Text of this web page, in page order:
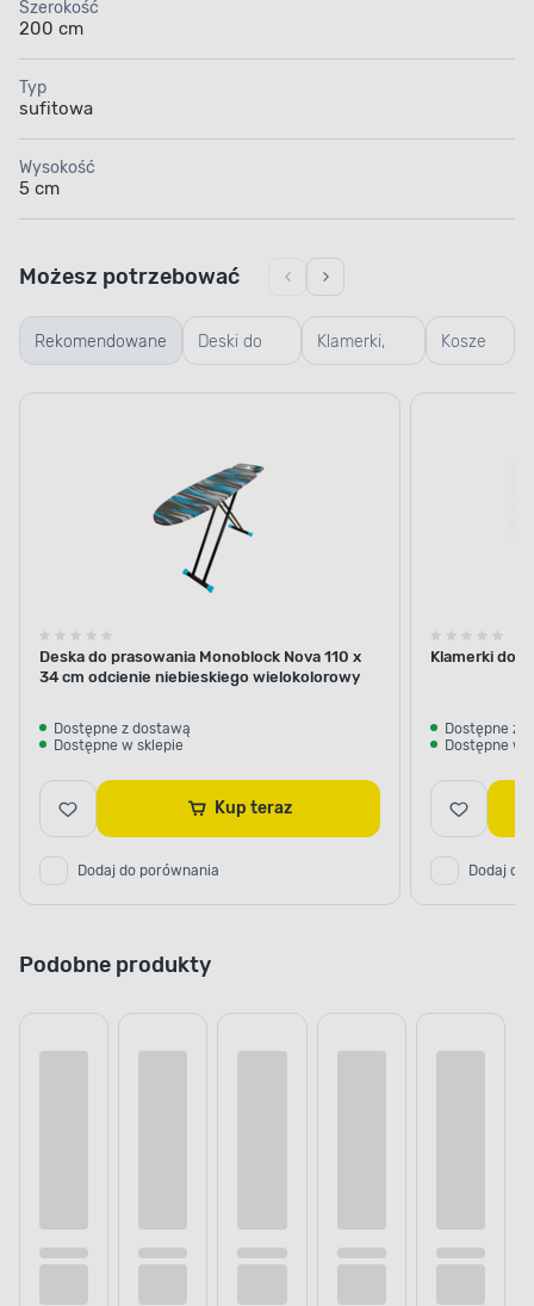
Szerokość
200 cm
Typ
sufitowa
Wysokość
5 cm
Rekomendowane Deski do
prasowania
Klamerki,
linki,
Kosze
na
Możesz potrzebować
Deska do prasowania Monoblock Nova 110 x
34 cm odcienie niebieskiego wielokolorowy
Dostępne z dostawą
Dostępne w sklepie
Kup teraz
Dodaj do porównania
Klamerki do
Dostępne z
Dostępne w
Dodaj do
Podobne produkty